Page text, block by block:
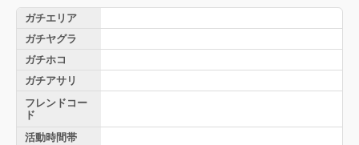
ガチエリア
ガチヤグラ
ガチホコ
ガチアサリ
フレンドコー
ド
活動時間帯